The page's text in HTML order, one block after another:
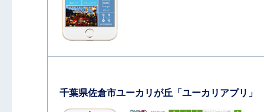
千葉県佐倉市ユーカリが丘「ユーカリアプリ」